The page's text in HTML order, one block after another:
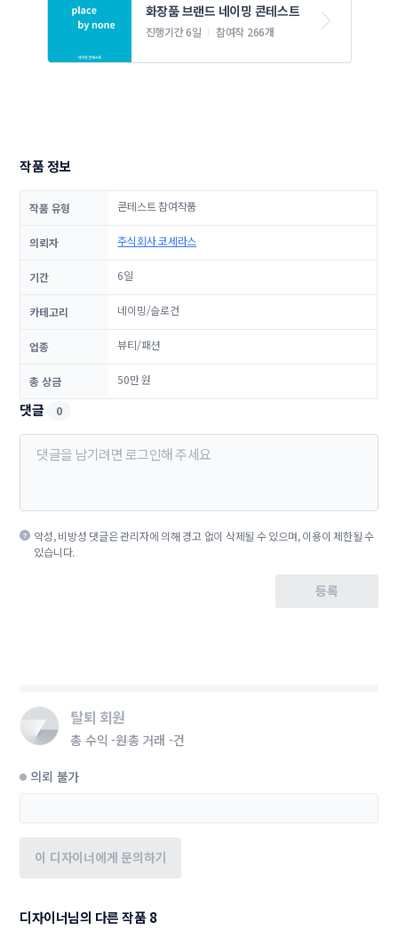
화장품 브랜드 네이밍 콘테스트
진행기간 6일 참여작 266개
작품 정보
작품 유형 콘테스트 참여작품
의뢰자 주식회사 코세라스
기간 6일
카테고리 네이밍/슬로건
업종 뷰티/패션
총 상금 50만 원
댓글 0
악성, 비방성 댓글은 관리자에 의해 경고 없이 삭제될 수 있으며, 이용이 제한될 수
있습니다.
등록
탈퇴 회원
총 수익 -원총 거래 -건
의뢰 불가
이 디자이너에게 문의하기
디자이너님의 다른 작품 8